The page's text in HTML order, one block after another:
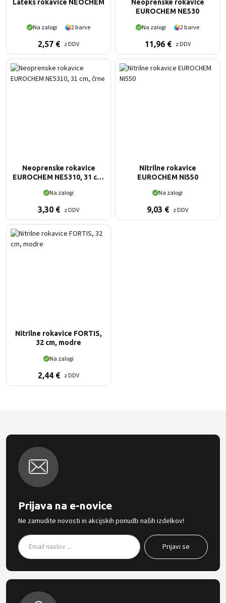
Lateks rokavice NEOCHEM
Na zalogi
2 barve
2,57 € z DDV
Neoprenske rokavice
EUROCHEM NE530
Na zalogi
2 barve
11,96 € z DDV
Neoprenske rokavice
EUROCHEM NE5310, 31 cm,
Na zalogi
3,30 € z DDV
Nitrilne rokavice
EUROCHEM NI550
Na zalogi
9,03 € z DDV
Nitrilne rokavice FORTIS,
32 cm, modre
Na zalogi
2,44 € z DDV
Prijava na e-novice
Ne zamudite novosti in akcijskih ponudb naših izdelkov!